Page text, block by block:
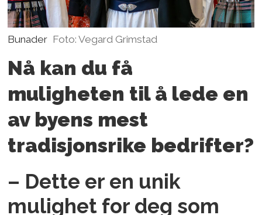
Bunader Foto: Vegard Grimstad
Nå kan du få
muligheten til å lede en
av byens mest
tradisjonsrike bedrifter?
– Dette er en unik
mulighet for deg som